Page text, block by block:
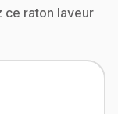
ce raton laveur